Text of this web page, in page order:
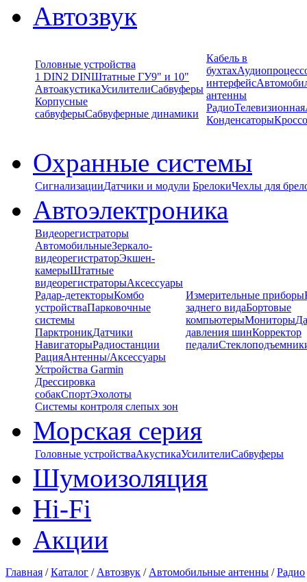
Автозвук
Головные устройства
1 DIN2 DINШтатные ГУ9" и 10"
АвтоакустикаУсилителиСабвуферы
Корпусные
сабвуферыСабвуферные динамики
Кабель в
бухтах
интерфейс
антенны
РадиоТелевизионная
Конденсаторы
Охранные системы
СигнализацииДатчики и модули БрелокиЧехлы для
Автоэлектроника
Видеорегистраторы
АвтомобильныеЗеркало-
видеорегистраторЭкшен-
камерыШтатные
видеорегистраторыАксессуары
Радар-детекторыКомбо
устройстваПарковочные
системы
ПарктроникДатчики
НавигаторыРадиостанции
РацияАнтенны/Аксессуары
Устройства Garmin
Дрессировка
собакСпортЭхолоты
Системы контроля слепых зон
Измерительные приборы
заднего видаБортовые
компьютерыМониторы
давления шинКорректор
педали
Морская серия
Головные устройстваАкустикаУсилителиСабвуферы
Шумоизоляция
Hi-Fi
Акции
Главная /Каталог / Автозвук / Автомобильные антенны /Радио